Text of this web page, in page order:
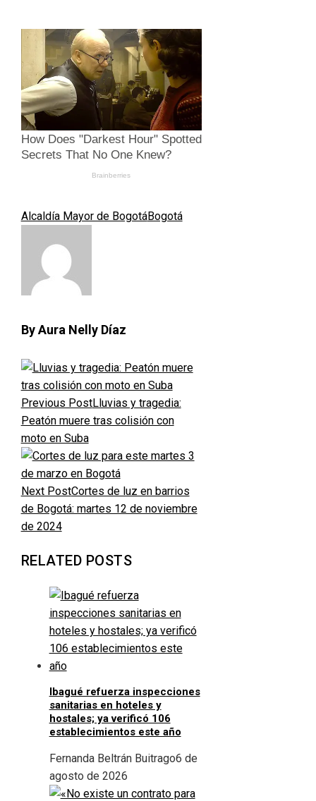
Alcaldía Mayor de BogotáBogotá
By Aura Nelly Díaz
Previous PostLluvias y tragedia:
Peatón muere tras colisión con
moto en Suba
Next PostCortes de luz en barrios
de Bogotá: martes 12 de noviembre
de 2024
RELATED POSTS
Ibagué refuerza inspecciones
sanitarias en hoteles y
hostales; ya verificó 106
establecimientos este año
Fernanda Beltrán Buitrago6 de
agosto de 2026